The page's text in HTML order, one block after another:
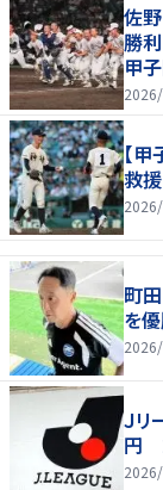
佐
勝
甲子
【
救援
町
を
Ｊリ
円